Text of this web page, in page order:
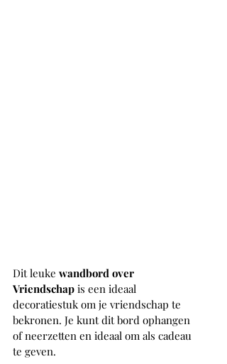
Dit leuke wandbord over
Vriendschap is een ideaal
decoratiestuk om je vriendschap te
bekronen. Je kunt dit bord ophangen
of neerzetten en ideaal om als cadeau
te geven.